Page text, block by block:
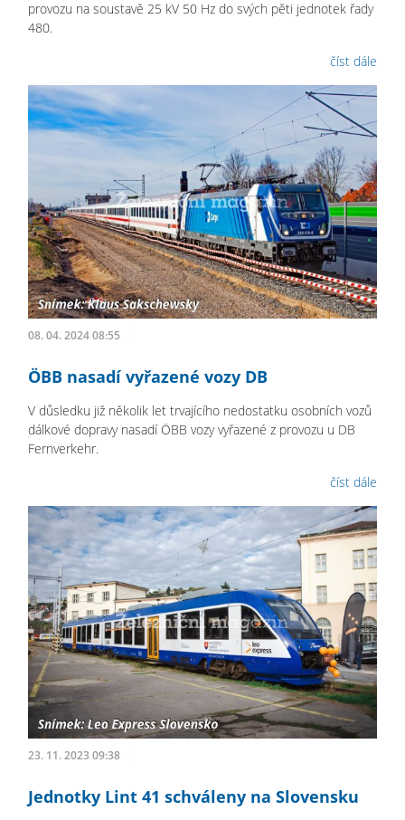
provozu na soustavě 25 kV 50 Hz do svých pěti jednotek řady
480.
číst dále
08. 04. 2024 08:55
ÖBB nasadí vyřazené vozy DB
V důsledku již několik let trvajícího nedostatku osobních vozů
dálkové dopravy nasadí ÖBB vozy vyřazené z provozu u DB
Fernverkehr.
číst dále
23. 11. 2023 09:38
Jednotky Lint 41 schváleny na Slovensku